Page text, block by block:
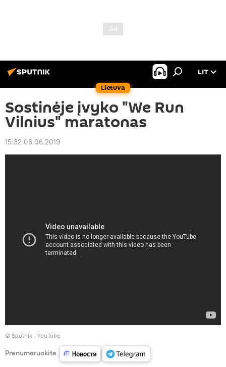
Lietuva
LIT
Sostinėje įvyko "We Run
Vilnius" maratonas
15:32 06.06.2019
© Sputnik . YouTube
Prenumeruokite